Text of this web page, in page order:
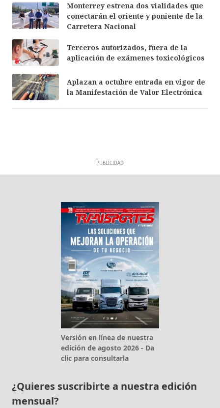
Monterrey estrena dos vialidades que
conectarán el oriente y poniente de la
Carretera Nacional
Terceros autorizados, fuera de la
aplicación de exámenes toxicológicos
Aplazan a octubre entrada en vigor de
la Manifestación de Valor Electrónica
PUBLICIDAD
Versión en línea de nuestra
edición de agosto 2026 - Da
clic para consultarla
¿Quieres suscribirte a nuestra edición
mensual?